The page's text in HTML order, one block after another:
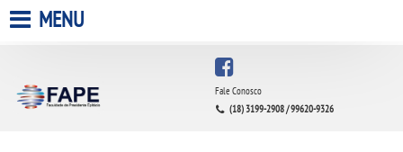
A FACULDADE
MENU
Fale Conosco
(18) 3199-2908 / 99620-9326